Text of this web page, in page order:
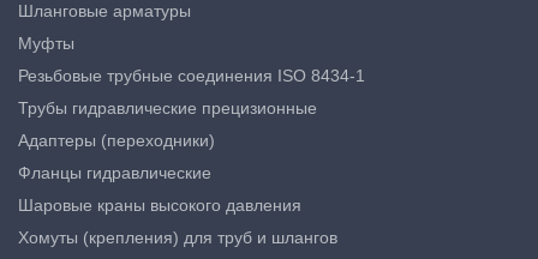
Шланговые арматуры
Муфты
Резьбовые трубные соединения ISO 8434-1
Трубы гидравлические прецизионные
Адаптеры (переходники)
Фланцы гидравлические
Шаровые краны высокого давления
Хомуты (крепления) для труб и шлангов